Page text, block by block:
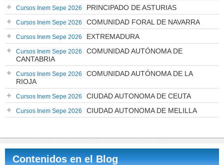
Cursos Inem Sepe 2026 PRINCIPADO DE ASTURIAS
Cursos Inem Sepe 2026 COMUNIDAD FORAL DE NAVARRA
Cursos Inem Sepe 2026 EXTREMADURA
Cursos Inem Sepe 2026
COMUNIDAD AUTÓNOMA DE
CANTABRIA
Cursos Inem Sepe 2026
COMUNIDAD AUTÓNOMA DE LA
RIOJA
Cursos Inem Sepe 2026 CIUDAD AUTONOMA DE CEUTA
Cursos Inem Sepe 2026 CIUDAD AUTONOMA DE MELILLA
Contenidos en el Blog